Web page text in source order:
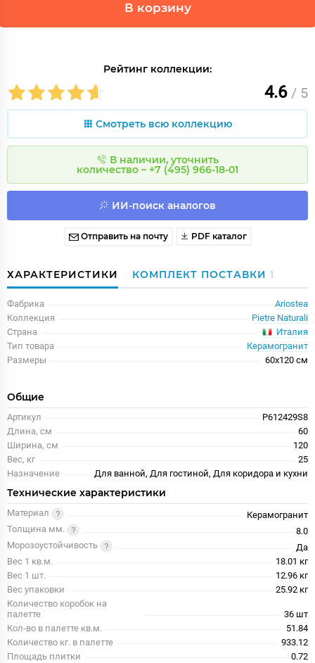
В корзину
Рейтинг коллекции:
4.6 / 5
Смотреть всю коллекцию
В наличии, уточнить
количество – +7 (495) 966-18-01
ИИ-поиск аналогов
Отправить на почту PDF каталог
ХАРАКТЕРИСТИКИ КОМПЛЕКТ ПОСТАВКИ 1
Фабрика
Ariostea
Коллекция
Pietre Naturali
Страна
Италия
Тип товара
Керамогранит
Размеры
60x120 см
Общие
Артикул
P612429S8
Длина, см
60
Ширина, см
120
Вес, кг
25
Назначение
Для ванной, Для гостиной, Для коридора и кухни
Технические характеристики
Материал
Керамогранит
Толщина мм.
8.0
Морозоустойчивость
Да
Вес 1 кв.м.
18.01 кг
Вес 1 шт.
12.96 кг
Вес упаковки
25.92 кг
Количество коробок на
палетте
36 шт
Кол-во в палетте кв.м.
51.84
Количество кг. в палетте
933.12
Площадь плитки
0.72